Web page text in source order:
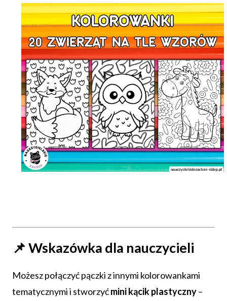
📌 Wskazówka dla nauczycieli
Możesz połączyć pączki z innymi kolorowankami
tematycznymi i stworzyćmini kącik plastyczny–